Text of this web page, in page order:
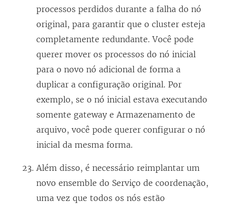
processos perdidos durante a falha do nó
original, para garantir que o cluster esteja
completamente redundante. Você pode
querer mover os processos do nó inicial
para o novo nó adicional de forma a
duplicar a configuração original. Por
exemplo, se o nó inicial estava executando
somente gateway e Armazenamento de
arquivo, você pode querer configurar o nó
inicial da mesma forma.
Além disso, é necessário reimplantar um
novo ensemble do Serviço de coordenação,
uma vez que todos os nós estão